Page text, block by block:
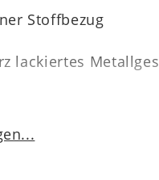
Stoffbezug
lackiertes
im Rücken